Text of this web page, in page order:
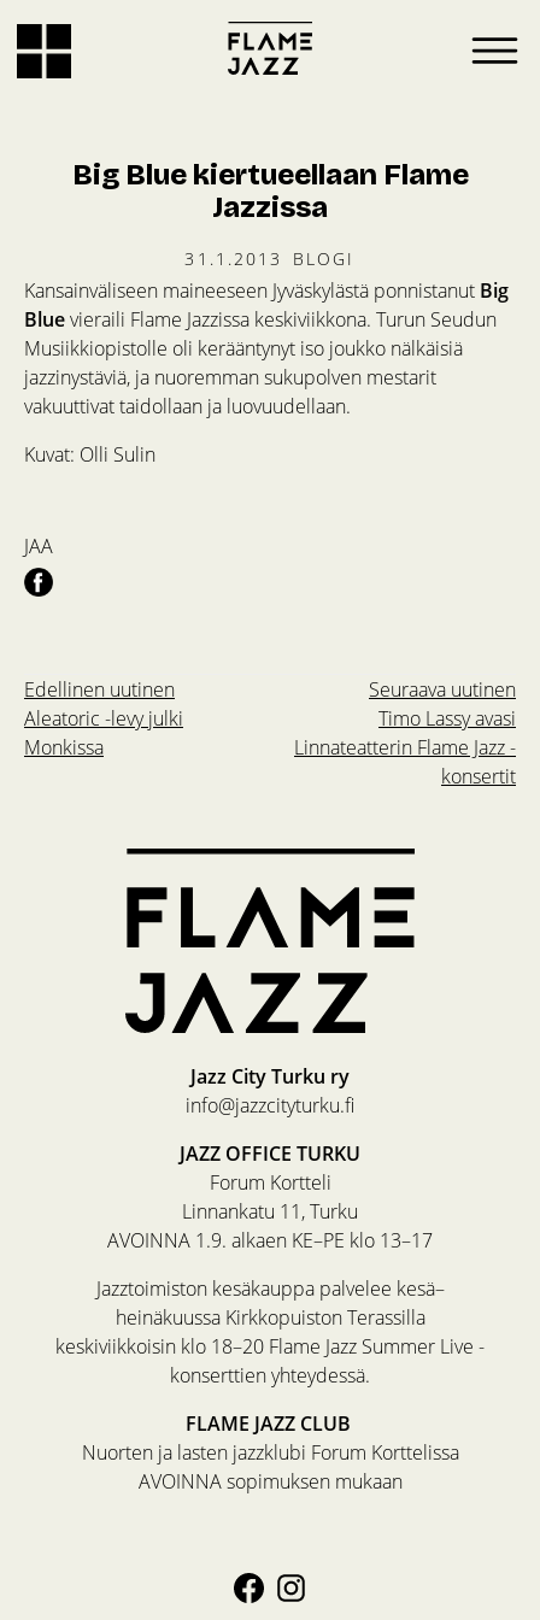
Big Blue kiertueellaan Flame
Jazzissa
31.1.2013 BLOGI
Kansainväliseen maineeseen Jyväskylästä ponnistanut Big
Bluevieraili Flame Jazzissa keskiviikkona. Turun Seudun
Musiikkiopistolle oli kerääntynyt iso joukko nälkäisiä
jazzinystäviä, ja nuoremman sukupolven mestarit
vakuuttivat taidollaan ja luovuudellaan.
Kuvat: Olli Sulin
JAA
Seuraava uutinen
Timo Lassy avasi
Linnateatterin Flame Jazz -
konsertit
Edellinen uutinen
Aleatoric -levy julki
Monkissa
Jazz City Turku ry
info@jazzcityturku.fi
JAZZ OFFICE TURKU
Forum Kortteli
Linnankatu 11, Turku
AVOINNA 1.9. alkaen KE–PE klo 13–17
Jazztoimiston kesäkauppa palvelee kesä–
heinäkuussa Kirkkopuiston Terassilla
keskiviikkoisin klo 18–20 Flame Jazz Summer Live -
konserttien yhteydessä.
FLAME JAZZ CLUB
Nuorten ja lasten jazzklubi Forum Korttelissa
AVOINNA sopimuksen mukaan